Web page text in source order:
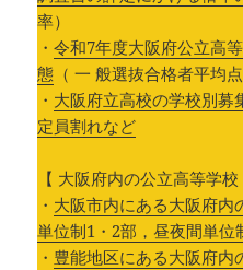
率）
・令和7年度大阪府公立高
態 （ 一 般選抜合格者平均点
・ 大阪府立高校の学校別募
定員割れなど
【 大阪府内の公立高等学校
・ 大阪市内にある大阪府内
単位制1・2部，昼夜間単位
・ 豊能地区にある大阪府内